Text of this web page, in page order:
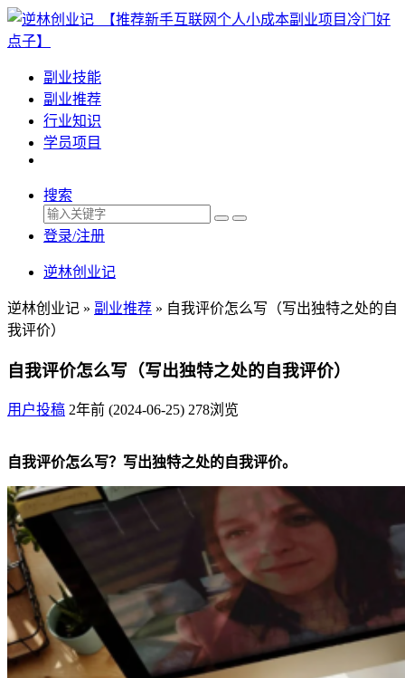
副业技能
副业推荐
行业知识
学员项目
搜索
登录/注册
逆林创业记
逆林创业记 » 副业推荐 » 自我评价怎么写（写出独特之处的自
我评价）
自我评价怎么写（写出独特之处的自我评价）
用户投稿 2年前 (2024-06-25) 278浏览
自我评价怎么写？写出独特之处的自我评价。